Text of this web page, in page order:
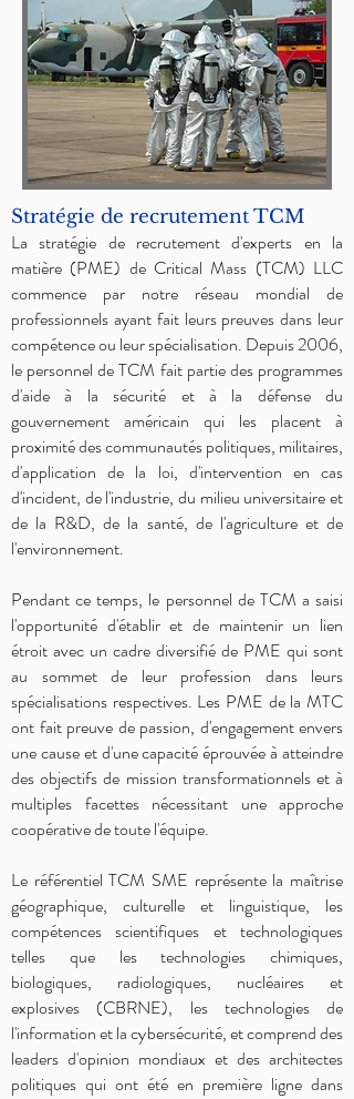
Stratégie de recrutement TCM
La stratégie de recrutement d'experts en la
matière (PME) de Critical Mass (TCM) LLC
commence par notre réseau mondial de
professionnels ayant fait leurs preuves dans leur
compétence ou leur spécialisation. Depuis 2006,
le personnel de TCM fait partie des programmes
d'aide à la sécurité et à la défense du
gouvernement américain qui les placent à
proximité des communautés politiques, militaires,
d'application de la loi, d'intervention en cas
d'incident, de l'industrie, du milieu universitaire et
de la R&D, de la santé, de l'agriculture et de
l'environnement.
Pendant ce temps, le personnel de TCM a saisi
l'opportunité d'établir et de maintenir un lien
étroit avec un cadre diversifié de PME qui sont
au sommet de leur profession dans leurs
spécialisations respectives. Les PME de la MTC
ont fait preuve de passion, d'engagement envers
une cause et d'une capacité éprouvée à atteindre
des objectifs de mission transformationnels et à
multiples facettes nécessitant une approche
coopérative de toute l'équipe.
Le référentiel TCM SME représente la maîtrise
géographique, culturelle et linguistique, les
compétences scientifiques et technologiques
telles que les technologies chimiques,
biologiques, radiologiques, nucléaires et
explosives (CBRNE), les technologies de
l'information et la cybersécurité, et comprend des
leaders d'opinion mondiaux et des architectes
politiques qui ont été en première ligne dans